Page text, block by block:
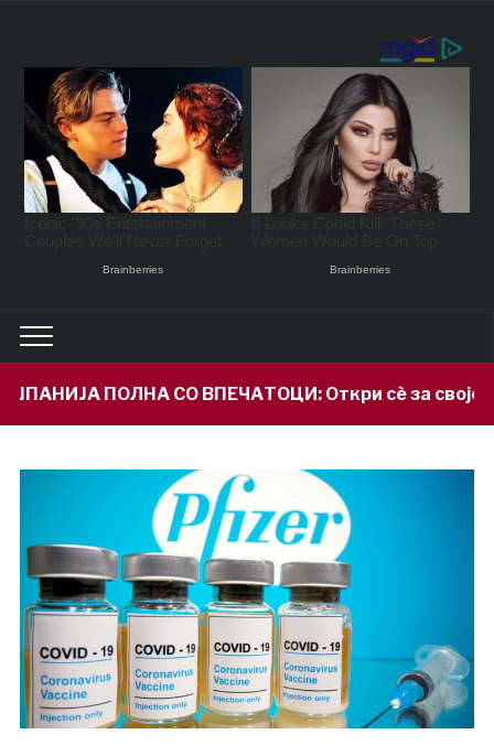
Откри сè за својот внук Илијан и